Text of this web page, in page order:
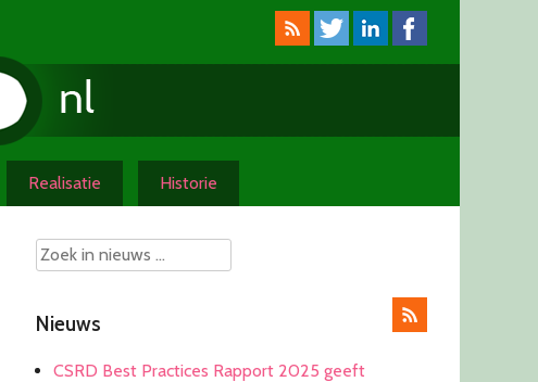
Realisatie Historie
Nieuws
CSRD Best Practices Rapport 2025 geeft